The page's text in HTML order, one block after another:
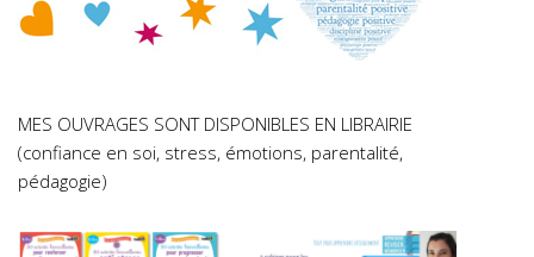
MES OUVRAGES SONT DISPONIBLES EN LIBRAIRIE
(confiance en soi, stress, émotions, parentalité,
pédagogie)